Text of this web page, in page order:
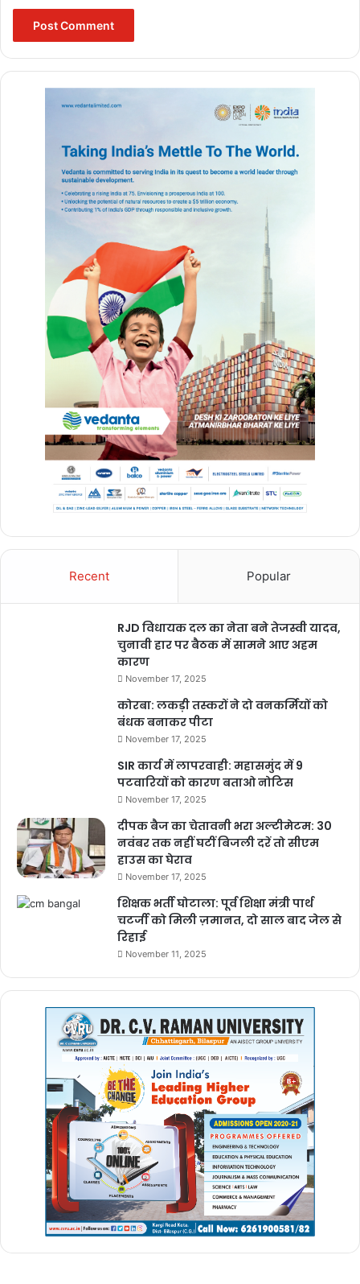
Recent Popular
RJD विधायक दल का नेता बने तेजस्वी यादव,
चुनावी हार पर बैठक में सामने आए अहम
कारण
November 17, 2025
कोरबा: लकड़ी तस्करों ने दो वनकर्मियों को
बंधक बनाकर पीटा
November 17, 2025
SIR कार्य में लापरवाही: महासमुंद में 9
पटवारियों को कारण बताओ नोटिस
November 17, 2025
दीपक बैज का चेतावनी भरा अल्टीमेटम: 30
नवंबर तक नहीं घटीं बिजली दरें तो सीएम
हाउस का घेराव
November 17, 2025
शिक्षक भर्ती घोटाला: पूर्व शिक्षा मंत्री पार्थ
चटर्जी को मिली ज़मानत, दो साल बाद जेल से
रिहाई
November 11, 2025